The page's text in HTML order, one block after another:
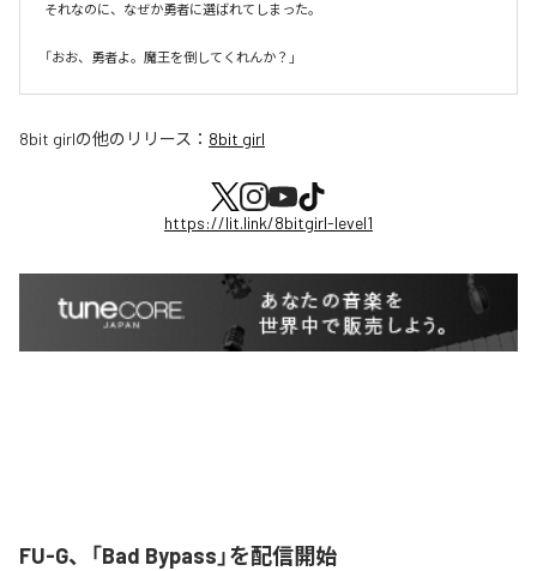
それなのに、なぜか勇者に選ばれてしまった。
8bit girlの他のリリース： 8bit girl
https://lit.link/8bitgirl-level1
FU-G、「Bad Bypass」を配信開始